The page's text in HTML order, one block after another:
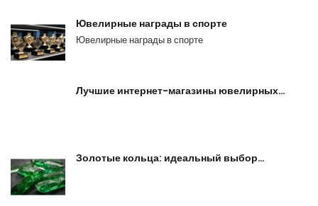
Ювелирные награды в спорте
Ювелирные награды в спорте
Лучшие интернет-магазины ювелирных…
Золотые кольца: идеальный выбор…